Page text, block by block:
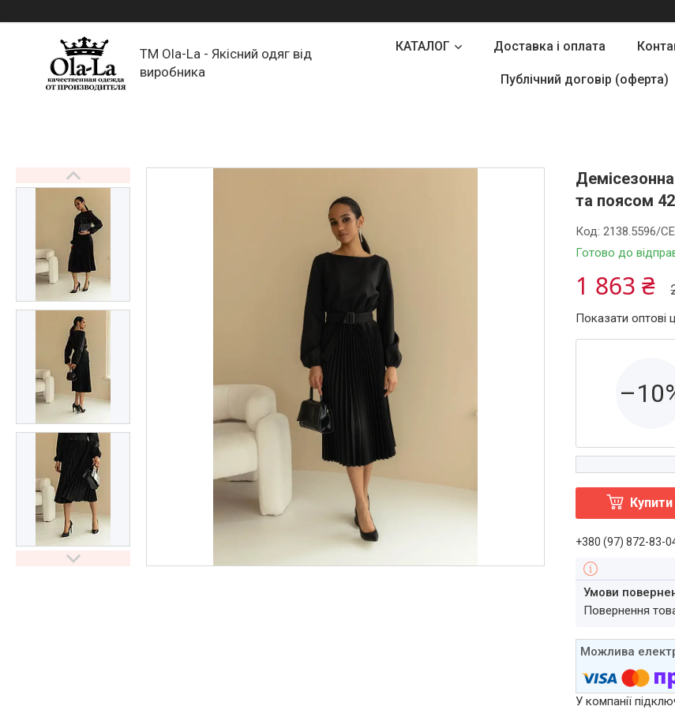
TM Ola-La - Якісний одяг від
виробника
КАТАЛОГ Доставка і оплата
Публічний договір (оферта)
та поясом
Готово до
Код:2138.5596/СЕ
1 863 ₴
Показати оптові
Купити
+380 (97) 872-83-
повернення
У компанії